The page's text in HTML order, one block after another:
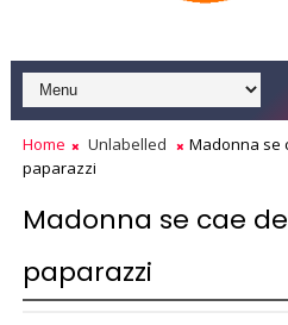
Home Unlabelled
Madonna se
paparazzi
Madonna se cae
paparazzi